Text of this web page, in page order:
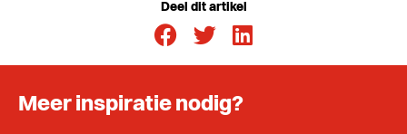
Deel dit artikel
Meer inspiratie nodig?